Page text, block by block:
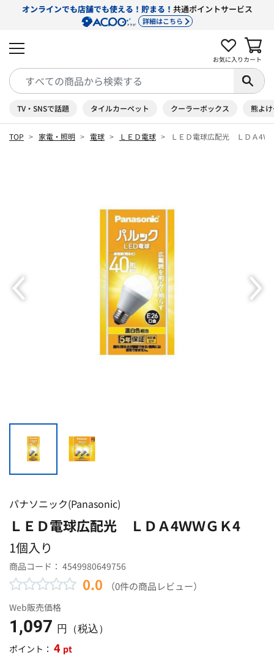
オンラインでも店舗でも使える！貯まる！ 共通ポイントサービス
詳細はこちら
お気に入り カート
TV・SNSで話題 タイルカーペット クーラーボックス 熊よ
TOP 家電・照明 電球 ＬＥＤ電球 ＬＥＤ電球広配光 ＬＤＡ4Ｗ
パナソニック(Panasonic)
ＬＥＤ電球広配光 ＬＤＡ4ＷＷＧＫ4
1個入り
商品コード： 4549980649756
0.0 （0件の商品レビュー）
Web販売価格
1,097 円（税込）
ポイント： 4 pt